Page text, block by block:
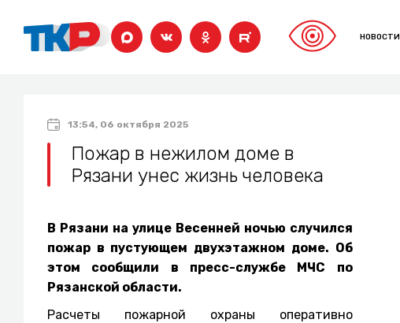
НОВОСТИ
13:54, 06 октября 2025
Пожар в нежилом доме в
Рязани унес жизнь человека
В Рязани на улице Весенней ночью случился
пожар в пустующем двухэтажном доме. Об
этом сообщили в пресс-службе МЧС по
Рязанской области.
Расчеты пожарной охраны оперативно